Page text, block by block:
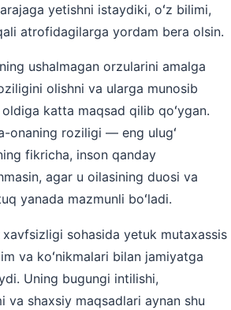
yetishni istaydiki, oʻz bilimi,
atrofidagilarga yordam bera olsin.
ushalmagan orzularini amalga
olishni va ularga munosib
oldiga katta maqsad qilib qoʻygan.
onaning roziligi — eng ulugʻ
fikricha, inson qanday
agar u oilasining duosi va
yanada mazmunli boʻladi.
sohasida yetuk mutaxassis
va koʻnikmalari bilan jamiyatga
Uning bugungi intilishi,
va shaxsiy maqsadlari aynan shu